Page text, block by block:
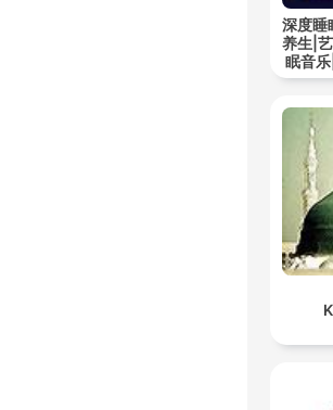
深度睡
养生|
眠音